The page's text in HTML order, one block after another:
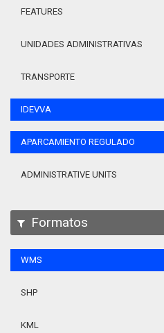
FEATURES
UNIDADES ADMINISTRATIVAS
TRANSPORTE
IDEVVA
APARCAMIENTO REGULADO
ADMINISTRATIVE UNITS
Formatos
WMS
SHP
KML